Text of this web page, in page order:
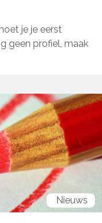
je je eerst
geen profiel, maak
Nieuws